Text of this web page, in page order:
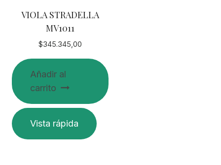
VIOLA STRADELLA
MV1011
$345.345,00
Añadir al
carrito
Vista rápida